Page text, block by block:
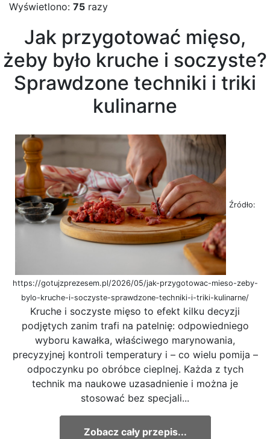
Wyświetlono: 75 razy
Jak przygotować mięso,
żeby było kruche i soczyste?
Sprawdzone techniki i triki
kulinarne
Źródło:
https://gotujzprezesem.pl/2026/05/jak-przygotowac-mieso-zeby-
bylo-kruche-i-soczyste-sprawdzone-techniki-i-triki-kulinarne/
Kruche i soczyste mięso to efekt kilku decyzji
podjętych zanim trafi na patelnię: odpowiedniego
wyboru kawałka, właściwego marynowania,
precyzyjnej kontroli temperatury i – co wielu pomija –
odpoczynku po obróbce cieplnej. Każda z tych
technik ma naukowe uzasadnienie i można je
stosować bez specjali...
Zobacz cały przepis...